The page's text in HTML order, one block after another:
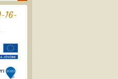
16-